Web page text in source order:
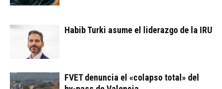
Habib Turki asume el liderazgo de la IRU
FVET denuncia el «colapso total» del